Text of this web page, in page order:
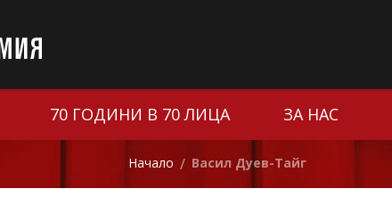
70 ГОДИНИ В 70 ЛИЦА ЗА НАС
Начало / Васил Дуев-Тайг